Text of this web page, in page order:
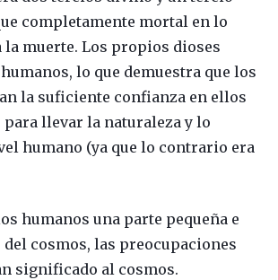
completamente mortal en lo
la muerte. Los propios dioses
lo que demuestra que los
la suficiente confianza en ellos
llevar la naturaleza y lo
humano (ya que lo contrario era
humanos una parte pequeña e
cosmos, las preocupaciones
significado al cosmos.